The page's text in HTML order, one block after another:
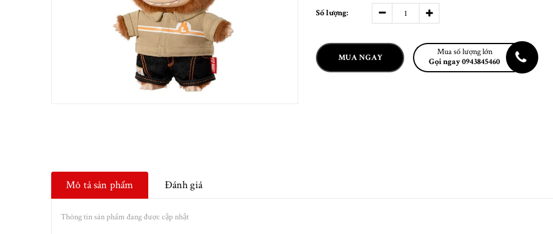
Số lượng:
MUA NGAY
Mua số lượng lớn
Gọi ngay 0943845460
Mô tả sản phẩm Đánh giá
Thông tin sản phẩm đang được cập nhật